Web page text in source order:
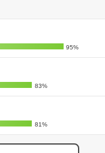
95%
83%
81%